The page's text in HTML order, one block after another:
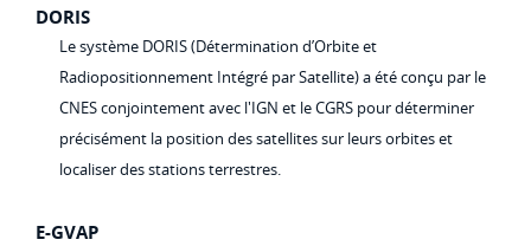
DORIS
Le système DORIS (Détermination d’Orbite et
Radiopositionnement Intégré par Satellite) a été conçu par le
CNES conjointement avec l'IGN et le CGRS pour déterminer
précisément la position des satellites sur leurs orbites et
localiser des stations terrestres.
E-GVAP